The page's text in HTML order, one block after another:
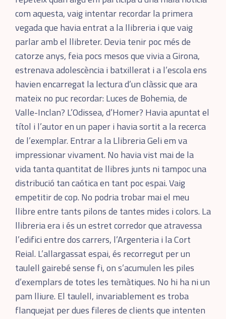
com aquesta, vaig intentar recordar la primera
vegada que havia entrat a la llibreria i que vaig
parlar amb el llibreter. Devia tenir poc més de
catorze anys, feia pocs mesos que vivia a Girona,
estrenava adolescència i batxillerat i a l’escola ens
havien encarregat la lectura d’un clàssic que ara
mateix no puc recordar: Luces de Bohemia, de
Valle-Inclan? L’Odissea, d’Homer? Havia apuntat el
títol i l’autor en un paper i havia sortit a la recerca
de l’exemplar. Entrar a la Llibreria Geli em va
impressionar vivament. No havia vist mai de la
vida tanta quantitat de llibres junts ni tampoc una
distribució tan caótica en tant poc espai. Vaig
empetitir de cop. No podria trobar mai el meu
llibre entre tants pilons de tantes mides i colors. La
llibreria era i és un estret corredor que atravessa
l’edifici entre dos carrers, l’Argenteria i la Cort
Reial. L’allargassat espai, és recorregut per un
taulell gairebé sense fi, on s’acumulen les piles
d’exemplars de totes les temàtiques. No hi ha ni un
pam lliure. El taulell, invariablement es troba
flanquejat per dues fileres de clients que intenten